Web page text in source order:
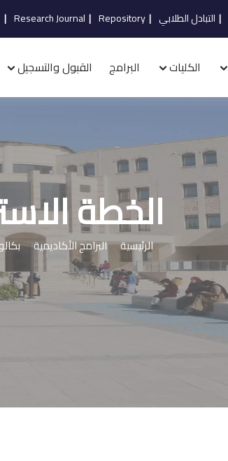
| التبادل الطلابي |
Repository
|
Research Journal
|
الكليات البرامج القبول والتسجيل
الخطة
الرئيسية البرامج الأكاديمية